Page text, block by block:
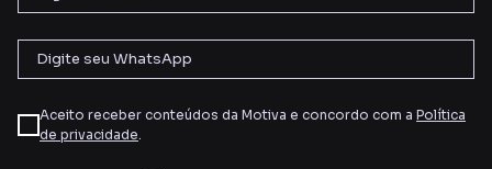
Aceito receber conteúdos da Motiva e concordo com a Política
de privacidade.